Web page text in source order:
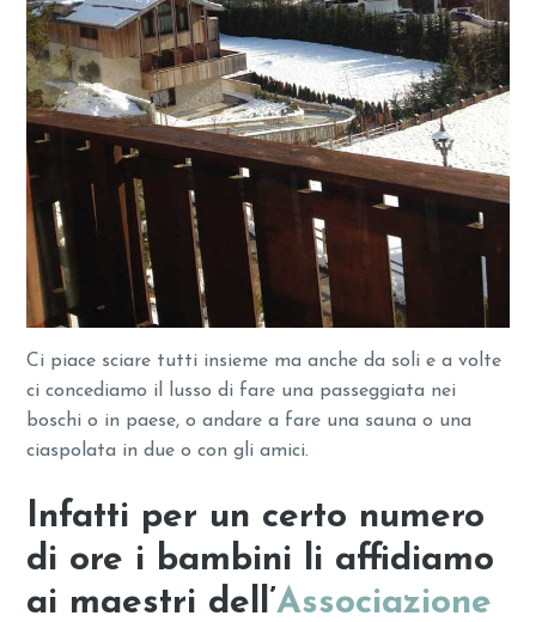
Ci piace sciare tutti insieme ma anche da soli e a volte
ci concediamo il lusso di fare una passeggiata nei
boschi o in paese, o andare a fare una sauna o una
ciaspolata in due o con gli amici.
Infatti per un certo numero
di ore i bambini li affidiamo
ai maestri dell’Associazione